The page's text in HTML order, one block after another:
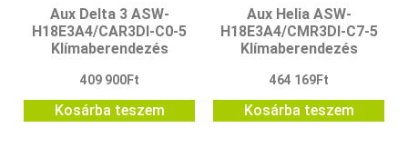
Aux Delta 3 ASW-
H18E3A4/CAR3DI-C0-5
Klímaberendezés
409 900Ft
Kosárba teszem
Aux Helia ASW-
H18E3A4/CMR3DI-C7-5
Klímaberendezés
464 169Ft
Kosárba teszem